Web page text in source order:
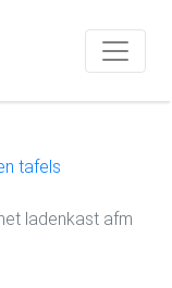
tafels
ladenkast afm